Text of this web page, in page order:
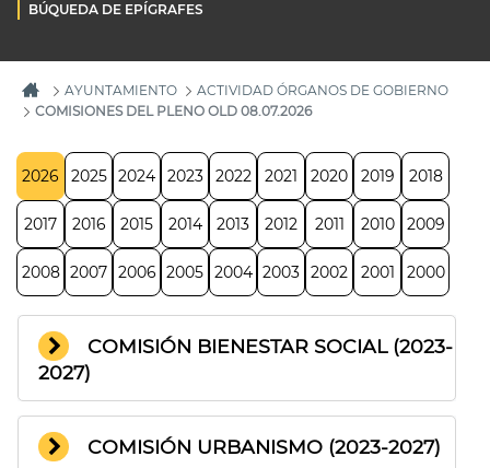
BÚQUEDA DE EPÍGRAFES
AYUNTAMIENTO
ACTIVIDAD ÓRGANOS DE GOBIERNO
COMISIONES DEL PLENO OLD 08.07.2026
2026 2025 2024 2023 2022 2021 2020 2019 2018
2017 2016 2015 2014 2013 2012 2011 2010 2009
2008 2007 2006 2005 2004 2003 2002 2001 2000
COMISIÓN BIENESTAR SOCIAL (2023-
2027)
COMISIÓN URBANISMO (2023-2027)